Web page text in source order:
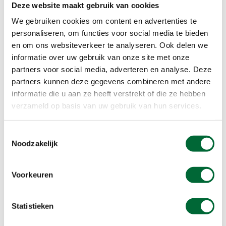
Deze website maakt gebruik van cookies
We gebruiken cookies om content en advertenties te
personaliseren, om functies voor social media te bieden
en om ons websiteverkeer te analyseren. Ook delen we
informatie over uw gebruik van onze site met onze
partners voor social media, adverteren en analyse. Deze
partners kunnen deze gegevens combineren met andere
informatie die u aan ze heeft verstrekt of die ze hebben
verzameld op basis van uw gebruik van hun services.
Noodzakelijk
Voorkeuren
Statistieken
Meer informatie